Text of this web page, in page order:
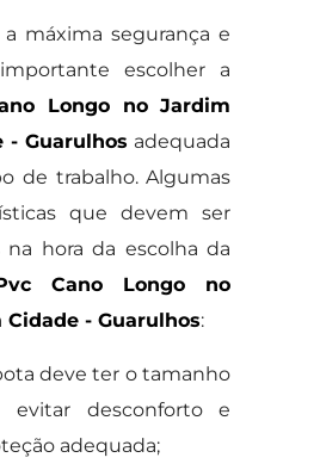
a máxima segurança e
escolher a
Longo no Jardim
- Guarulhos adequada
de trabalho. Algumas
que devem ser
na hora da escolha da
Cano Longo no
- Guarulhos:
deve ter o tamanho
evitar desconforto e
adequada;